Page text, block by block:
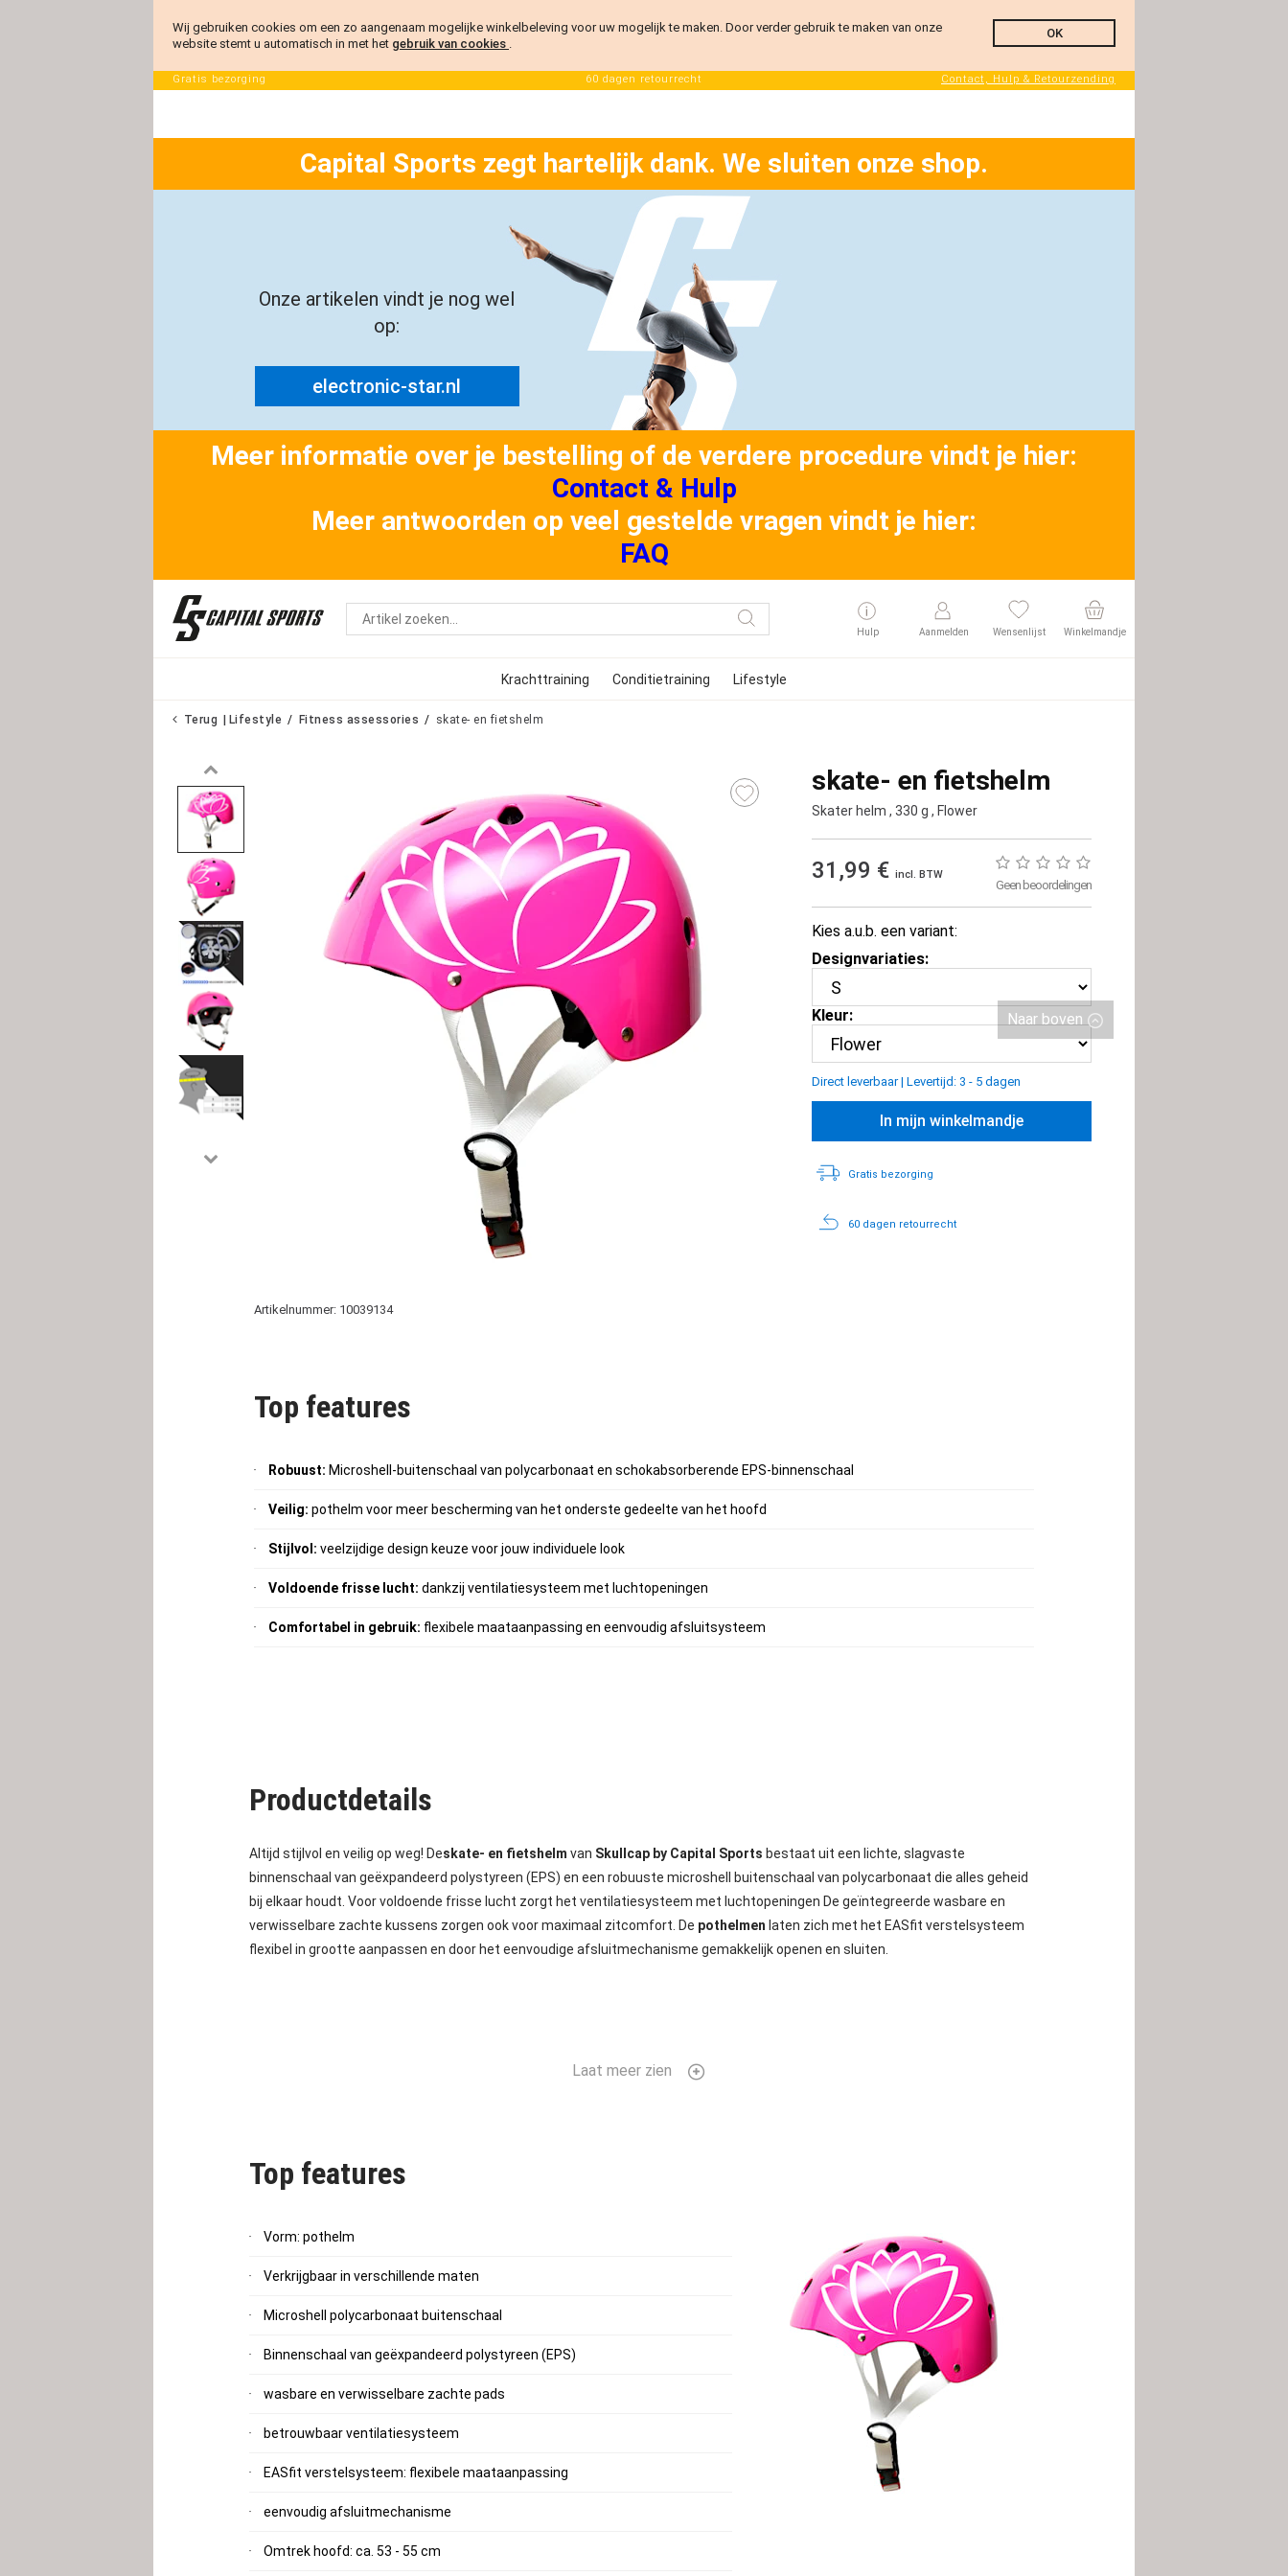
Capital Sports zegt hartelijk dank. We sluiten onze shop.
Onze artikelen vindt je nog wel
op:
electronic-star.nl
Meer informatie over je bestelling of de verdere procedure vindt je hier:
Contact & Hulp
Meer antwoorden op veel gestelde vragen vindt je hier:
FAQ
Hulp Aanmelden Wensenlijst Winkelmandje
Krachttraining Conditietraining Lifestyle
Terug Lifestyle Fitness assessories skate- en fietshelm
skate- en fietshelm
Skater helm , 330 g , Flower
31,99 € incl. BTW
Geen beoordelingen
Kies a.u.b. een variant:
Designvariaties:
Kleur:
Direct leverbaar| Levertijd: 3 - 5 dagen
In mijn winkelmandje
Gratis bezorging
60 dagen retourrecht
Artikelnummer: 10039134
Top features
Robuust: Microshell-buitenschaal van polycarbonaat en schokabsorberende EPS-binnenschaal
Veilig: pothelm voor meer bescherming van het onderste gedeelte van het hoofd
Stijlvol: veelzijdige design keuze voor jouw individuele look
Voldoende frisse lucht: dankzij ventilatiesysteem met luchtopeningen
Comfortabel in gebruik: flexibele maataanpassing en eenvoudig afsluitsysteem
Productdetails
Altijd stijlvol en veilig op weg! Deskate- en fietshelm van Skullcap by Capital Sports bestaat uit een lichte, slagvaste
binnenschaal van geëxpandeerd polystyreen (EPS) en een robuuste microshell buitenschaal van polycarbonaat die alles geheid
bij elkaar houdt. Voor voldoende frisse lucht zorgt het ventilatiesysteem met luchtopeningen De geïntegreerde wasbare en
verwisselbare zachte kussens zorgen ook voor maximaal zitcomfort. De pothelmen laten zich met het EASfit verstelsysteem
flexibel in grootte aanpassen en door het eenvoudige afsluitmechanisme gemakkelijk openen en sluiten.
Laat meer zien
Top features
Vorm: pothelm
Verkrijgbaar in verschillende maten
Microshell polycarbonaat buitenschaal
Binnenschaal van geëxpandeerd polystyreen (EPS)
wasbare en verwisselbare zachte pads
betrouwbaar ventilatiesysteem
EASfit verstelsysteem: flexibele maataanpassing
eenvoudig afsluitmechanisme
Omtrek hoofd: ca. 53 - 55 cm
Gratis bezorging 60 dagen retourrecht Contact, Hulp & Retourzending
Wij gebruiken cookies om een zo aangenaam mogelijke winkelbeleving voor uw mogelijk te maken. Door verder gebruik te maken van onze
website stemt u automatisch in met het gebruik van cookies .
OK
Naar boven